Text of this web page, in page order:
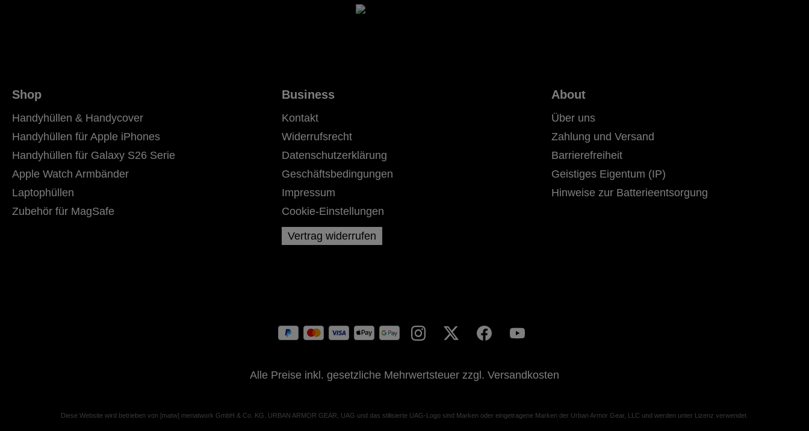
Shop
Handyhüllen & Handycover
Handyhüllen für Apple iPhones
Handyhüllen für Galaxy S26 Serie
Apple Watch Armbänder
Laptophüllen
Zubehör für MagSafe
Business
Kontakt
Widerrufsrecht
Datenschutzerklärung
Geschäftsbedingungen
Impressum
Cookie-Einstellungen
Vertrag widerrufen
About
Über uns
Zahlung und Versand
Barrierefreiheit
Geistiges Eigentum (IP)
Hinweise zur Batterieentsorgung
Alle Preise inkl. gesetzliche Mehrwertsteuer zzgl. Versandkosten
Diese Website wird betrieben von [matw] menatwork GmbH & Co. KG. URBAN ARMOR GEAR, UAG und das stilisierte UAG-Logo sind Marken oder eingetragene Marken der Urban Armor Gear, LLC und werden unter Lizenz verwendet.